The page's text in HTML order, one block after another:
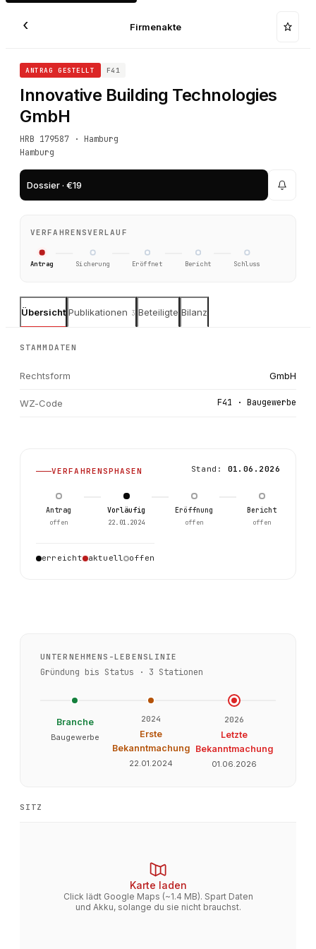
‹ Firmenakte
ANTRAG GESTELLT F41
Innovative Building Technologies
GmbH
HRB 179587 · Hamburg
Hamburg
Dossier · €19
VERFAHRENSVERLAUF
Antrag Sicherung Eröffnet Bericht Schluss
Übersicht Publikationen 3 Beteiligte Bilanz
STAMMDATEN
Rechtsform GmbH
WZ-Code F41 · Baugewerbe
VERFAHRENSPHASEN Stand: 01.06.2026
Antrag
offen
Vorläufig
22.01.2024
Eröffnung
offen
Bericht
offen
erreicht aktuell offen
UNTERNEHMENS-LEBENSLINIE
Gründung bis Status · 3 Stationen
Branche
Baugewerbe
2024
Erste
Bekanntmachung
22.01.2024
2026
Letzte
Bekanntmachung
01.06.2026
SITZ
Karte laden
Click lädt Google Maps (~1.4 MB). Spart Daten
und Akku, solange du sie nicht brauchst.